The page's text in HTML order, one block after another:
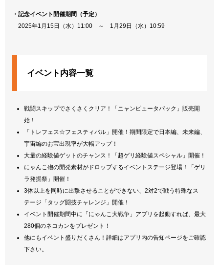
・記念イベント開催期間（予定）
2025年1月15日（水）11:00 ～ 1月29日（水）10:59
イベント内容一覧
戦闘スキップでさくさくクリア！「ニャンピュータパック」販売開
始！
「トレフェス☆フェスティバル」開催！期間限定で日本編、未来編、
宇宙編のお宝出現率が大幅アップ！
大量の経験値ゲットのチャンス！「超ゲリ経験値スペシャル」開催！
にゃんこ砲の開発素材がドロップするイベントステージ登場！「ゲリ
ラ発掘祭」開催！
3体以上を同時に出撃させることができない、2対2で戦う特殊なス
テージ「タッグ闘技チャレンジ」開催！
イベント開催期間中に「にゃんこ大戦争」アプリを起動すれば、最大
280個のネコカンをプレゼント！
他にもイベント盛りだくさん！詳細はアプリ内の告知ページをご確認
下さい。